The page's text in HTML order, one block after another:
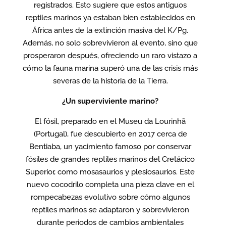
registrados. Esto sugiere que estos antiguos
reptiles marinos ya estaban bien establecidos en
África antes de la extinción masiva del K/Pg.
Además, no solo sobrevivieron al evento, sino que
prosperaron después, ofreciendo un raro vistazo a
cómo la fauna marina superó una de las crisis más
severas de la historia de la Tierra.
¿Un superviviente marino?
El fósil, preparado en el Museu da Lourinhã
(Portugal), fue descubierto en 2017 cerca de
Bentiaba, un yacimiento famoso por conservar
fósiles de grandes reptiles marinos del Cretácico
Superior, como mosasaurios y plesiosaurios. Este
nuevo cocodrilo completa una pieza clave en el
rompecabezas evolutivo sobre cómo algunos
reptiles marinos se adaptaron y sobrevivieron
durante periodos de cambios ambientales